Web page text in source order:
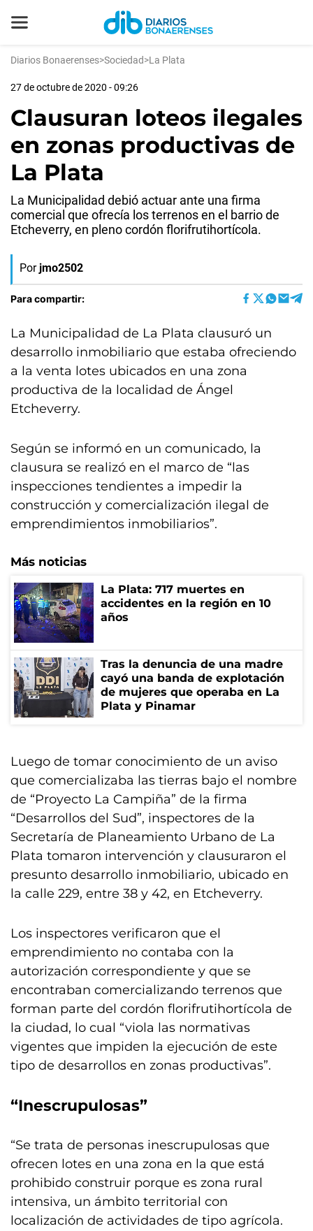
Diarios Bonaerenses>Sociedad>La Plata
27 de octubre de 2020 - 09:26
Clausuran loteos ilegales
en zonas productivas de
La Plata
La Municipalidad debió actuar ante una firma
comercial que ofrecía los terrenos en el barrio de
Etcheverry, en pleno cordón florifrutihortícola.
Por jmo2502
Para compartir:
La Municipalidad de La Plata clausuró un
desarrollo inmobiliario que estaba ofreciendo
a la venta lotes ubicados en una zona
productiva de la localidad de Ángel
Etcheverry.
Según se informó en un comunicado, la
clausura se realizó en el marco de “las
inspecciones tendientes a impedir la
construcción y comercialización ilegal de
emprendimientos inmobiliarios”.
Más noticias
La Plata: 717 muertes en
accidentes en la región en 10
años
Tras la denuncia de una madre
cayó una banda de explotación
de mujeres que operaba en La
Plata y Pinamar
Luego de tomar conocimiento de un aviso
que comercializaba las tierras bajo el nombre
de “Proyecto La Campiña” de la firma
“Desarrollos del Sud”, inspectores de la
Secretaría de Planeamiento Urbano de La
Plata tomaron intervención y clausuraron el
presunto desarrollo inmobiliario, ubicado en
la calle 229, entre 38 y 42, en Etcheverry.
Los inspectores verificaron que el
emprendimiento no contaba con la
autorización correspondiente y que se
encontraban comercializando terrenos que
forman parte del cordón florifrutihortícola de
la ciudad, lo cual “viola las normativas
vigentes que impiden la ejecución de este
tipo de desarrollos en zonas productivas”.
“Inescrupulosas”
“Se trata de personas inescrupulosas que
ofrecen lotes en una zona en la que está
prohibido construir porque es zona rural
intensiva, un ámbito territorial con
localización de actividades de tipo agrícola.